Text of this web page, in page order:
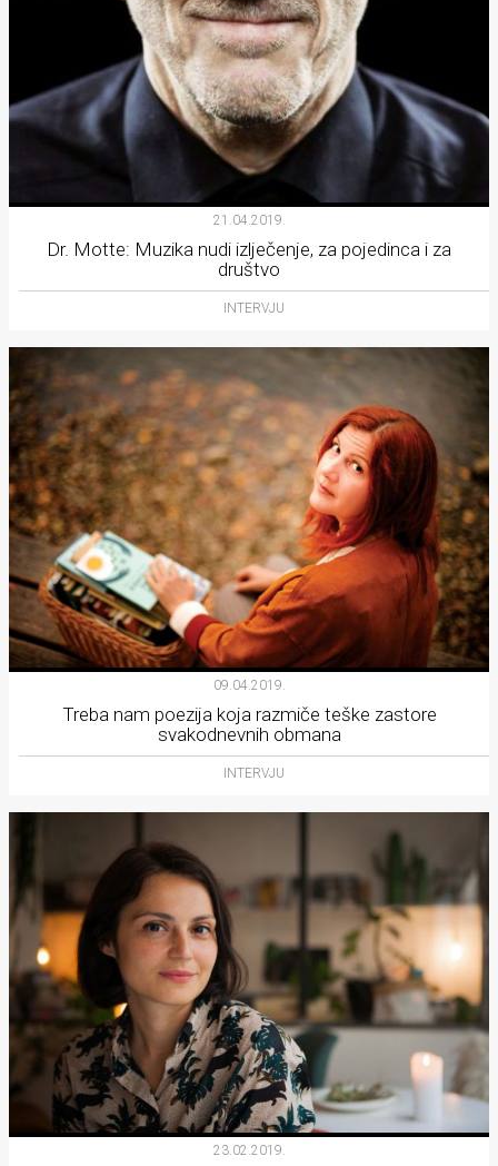
21.04.2019.
Dr. Motte: Muzika nudi izlječenje, za pojedinca i za
društvo
INTERVJU
09.04.2019.
Treba nam poezija koja razmiče teške zastore
svakodnevnih obmana
INTERVJU
23.02.2019.